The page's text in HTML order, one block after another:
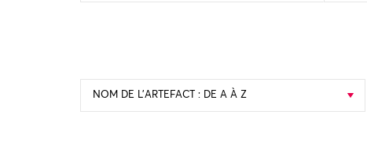
NOM DE L’ARTEFACT : DE A À Z